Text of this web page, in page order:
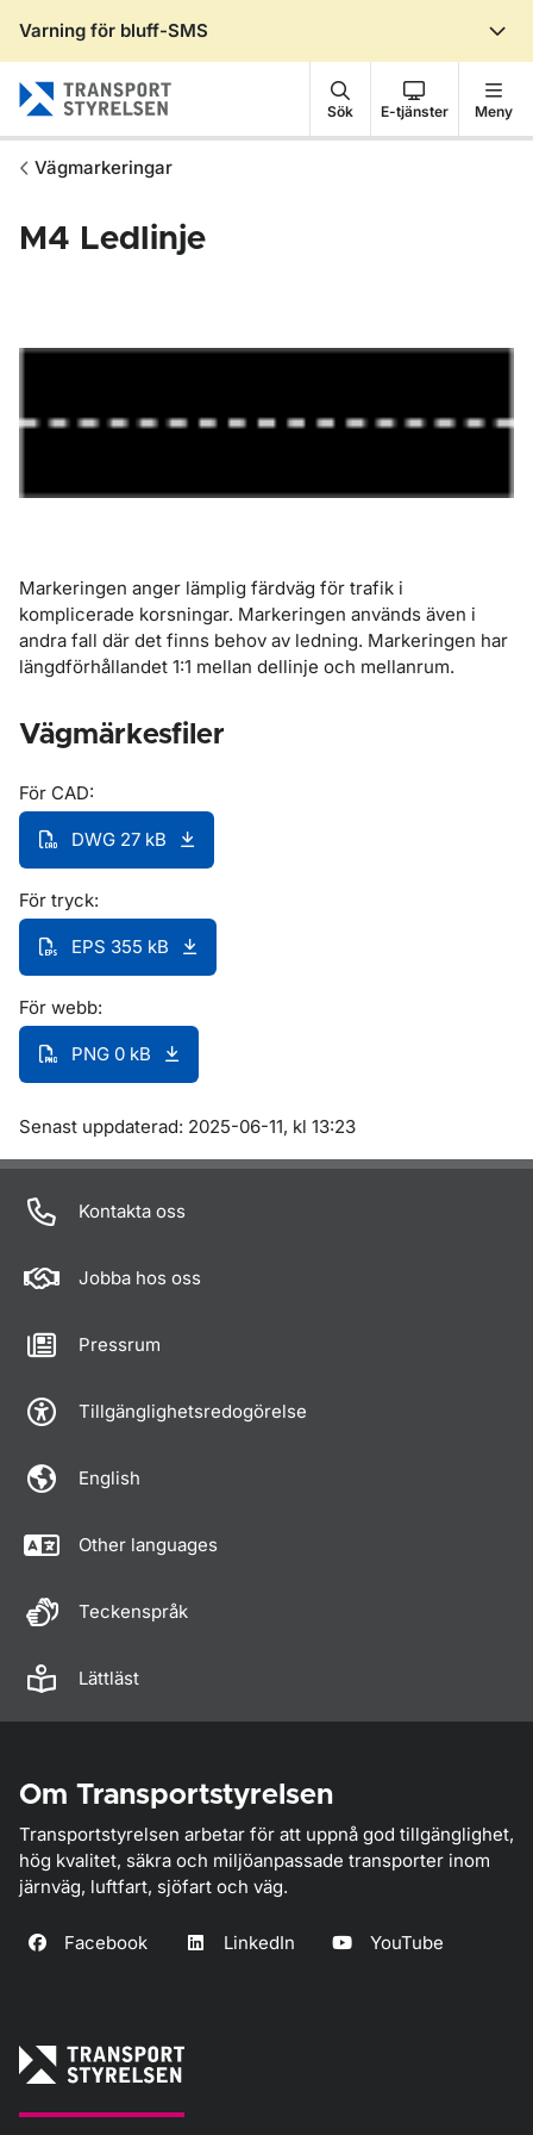
Varning för bluff-SMS
Sök E-tjänster Meny
Vägmarkeringar
M4 Ledlinje
Markeringen anger lämplig färdväg för trafik i
komplicerade korsningar. Markeringen används även i
andra fall där det finns behov av ledning. Markeringen har
längdförhållandet 1:1 mellan dellinje och mellanrum.
Vägmärkesfiler
För CAD:
DWG 27 kB
För tryck:
EPS 355 kB
För webb:
PNG 0 kB
Om sidan
Senast uppdaterad: 2025-06-11, kl 13:23
Kontakta oss
Jobba hos oss
Pressrum
Tillgänglighetsredogörelse
English
Other languages
Teckenspråk
Lättläst
Om Transportstyrelsen
Transportstyrelsen arbetar för att uppnå god tillgänglighet,
hög kvalitet, säkra och miljöanpassade transporter inom
järnväg, luftfart, sjöfart och väg.
Facebook LinkedIn YouTube